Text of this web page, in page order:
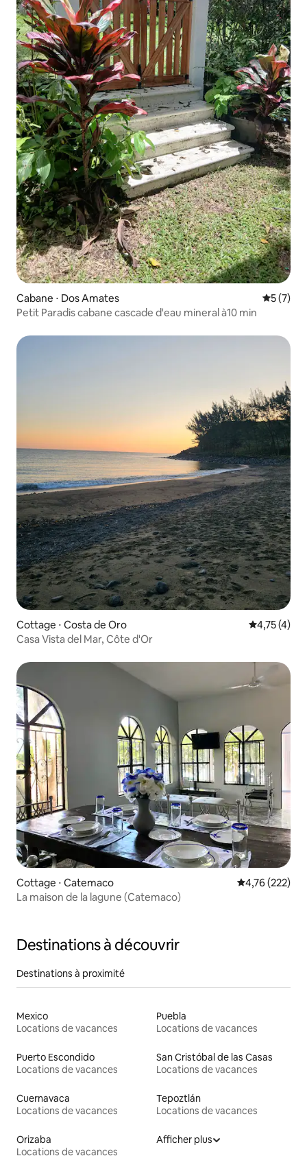
Cabane ⋅ Dos Amates
5 (7)
Petit Paradis cabane cascade d'eau mineral à10 min
Cottage ⋅ Costa de Oro Évaluation
4,75 (4)
Casa Vista del Mar, Côte d'Or
Cottage ⋅ Catemaco Évaluation
4,76 (222)
La maison de la lagune (Catemaco)
Destinations à découvrir
Destinations à proximité
Mexico
Locations de vacances
Puebla
Locations de vacances
Puerto Escondido
Locations de vacances
San Cristóbal de las Casas
Locations de vacances
Cuernavaca
Locations de vacances
Tepoztlán
Locations de vacances
Orizaba
Locations de vacances
Afficher plus